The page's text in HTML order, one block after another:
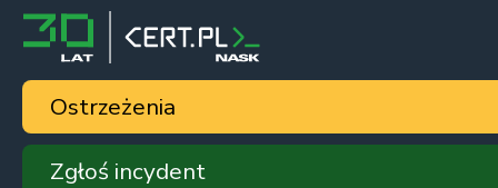
Ostrzeżenia
Zgłoś incydent